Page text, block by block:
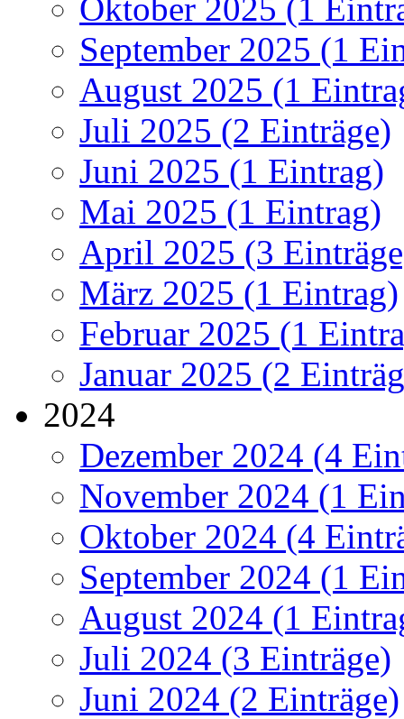
Oktober 2025 (1
September 2025 (1
August 2025 (1
Juli 2025 (2 Einträge)
Juni 2025 (1 Eintrag)
Mai 2025 (1 Eintrag)
April 2025 (3
März 2025 (1 Eintrag)
Februar 2025 (1
Januar 2025 (2
2024
Dezember 2024 (4
November 2024 (1
Oktober 2024 (4
September 2024 (1
August 2024 (1
Juli 2024 (3 Einträge)
Juni 2024 (2 Einträge)